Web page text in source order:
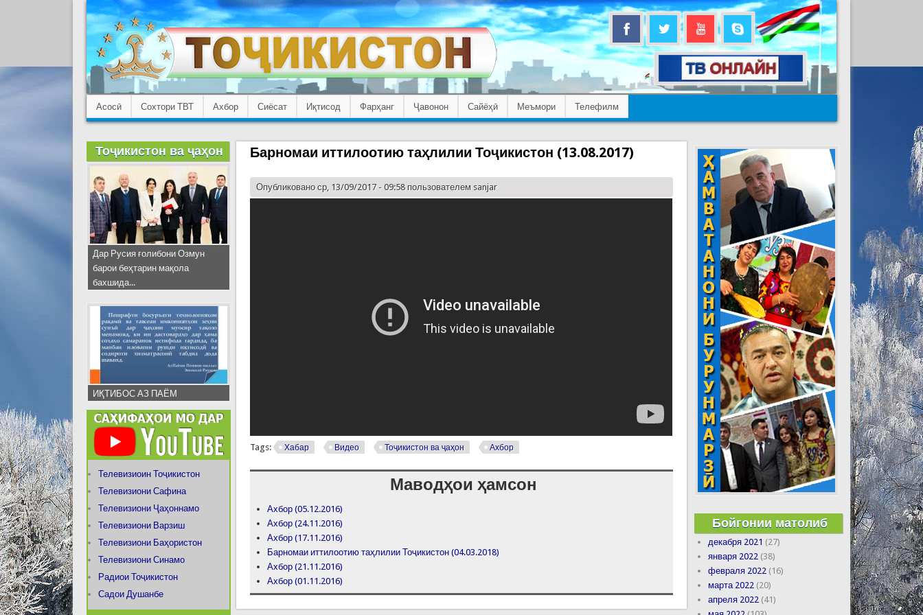
Асосӣ Сохтори ТВТ Ахбор Сиёсат Иқтисод Фарҳанг Ҷавонон Сайёҳӣ Меъмори Телефилм
Барномаи иттилоотию таҳлилии Тоҷикистон (13.08.2017)
Опубликовано ср, 13/09/2017 - 09:58 пользователем sanjar
Tags: Хабар Видео Тоҷикистон ва ҷаҳон Ахбор
Маводҳои ҳамсон
Ахбор (05.12.2016)
Ахбор (24.11.2016)
Ахбор (17.11.2016)
Барномаи иттилоотию таҳлилии Тоҷикистон (04.03.2018)
Ахбор (21.11.2016)
Ахбор (01.11.2016)
Тоҷикистон ва ҷаҳон
Дар Русия ғолибони Озмун
барои беҳтарин мақола
бахшида...
ИҚТИБОС АЗ ПАЁМ
Телевизиоин Тоҷикистон
Телевизиони Сафина
Телевизиони Ҷаҳоннамо
Телевизиони Варзиш
Телевизиони Баҳористон
Телевизиони Синамо
Радиои Тоҷикистон
Садои Душанбе
Бойгонии матолиб
декабря 2021 (27)
января 2022 (38)
февраля 2022 (16)
марта 2022 (20)
апреля 2022 (41)